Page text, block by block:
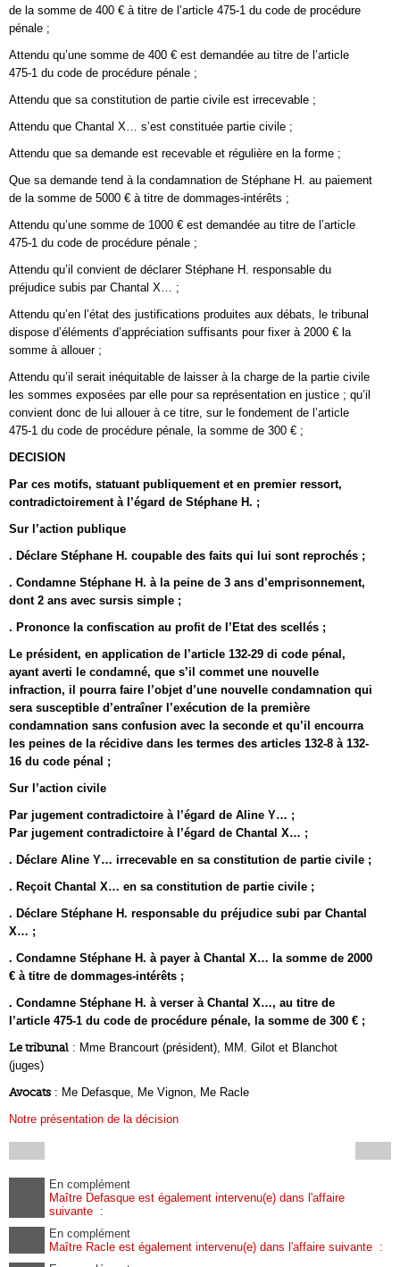
de la somme de 400 € à titre de l’article 475-1 du code de procédure
pénale ;
Attendu qu’une somme de 400 € est demandée au titre de l’article
475-1 du code de procédure pénale ;
Attendu que sa constitution de partie civile est irrecevable ;
Attendu que Chantal X… s’est constituée partie civile ;
Attendu que sa demande est recevable et régulière en la forme ;
Que sa demande tend à la condamnation de Stéphane H. au paiement
de la somme de 5000 € à titre de dommages-intérêts ;
Attendu qu’une somme de 1000 € est demandée au titre de l’article
475-1 du code de procédure pénale ;
Attendu qu’il convient de déclarer Stéphane H. responsable du
préjudice subis par Chantal X… ;
Attendu qu’en l’état des justifications produites aux débats, le tribunal
dispose d’éléments d’appréciation suffisants pour fixer à 2000 € la
somme à allouer ;
Attendu qu’il serait inéquitable de laisser à la charge de la partie civile
les sommes exposées par elle pour sa représentation en justice ; qu’il
convient donc de lui allouer à ce titre, sur le fondement de l’article
475-1 du code de procédure pénale, la somme de 300 € ;
DECISION
Par ces motifs, statuant publiquement et en premier ressort,
contradictoirement à l’égard de Stéphane H. ;
Sur l’action publique
. Déclare Stéphane H. coupable des faits qui lui sont reprochés ;
. Condamne Stéphane H. à la peine de 3 ans d’emprisonnement,
dont 2 ans avec sursis simple ;
. Prononce la confiscation au profit de l’Etat des scellés ;
Le président, en application de l’article 132-29 di code pénal,
ayant averti le condamné, que s’il commet une nouvelle
infraction, il pourra faire l’objet d’une nouvelle condamnation qui
sera susceptible d’entraîner l’exécution de la première
condamnation sans confusion avec la seconde et qu’il encourra
les peines de la récidive dans les termes des articles 132-8 à 132-
16 du code pénal ;
Sur l’action civile
Par jugement contradictoire à l’égard de Aline Y… ;
Par jugement contradictoire à l’égard de Chantal X… ;
. Déclare Aline Y… irrecevable en sa constitution de partie civile ;
. Reçoit Chantal X… en sa constitution de partie civile ;
. Déclare Stéphane H. responsable du préjudice subi par Chantal
X… ;
. Condamne Stéphane H. à payer à Chantal X… la somme de 2000
€ à titre de dommages-intérêts ;
. Condamne Stéphane H. à verser à Chantal X…, au titre de
l’article 475-1 du code de procédure pénale, la somme de 300 € ;
Le tribunal : Mme Brancourt (président), MM. Gilot et Blanchot
(juges)
Avocats : Me Defasque, Me Vignon, Me Racle
Notre présentation de la décision
En complément
Maître Defasque est également intervenu(e) dans l'affaire
suivante :
En complément
Maître Racle est également intervenu(e) dans l'affaire suivante :